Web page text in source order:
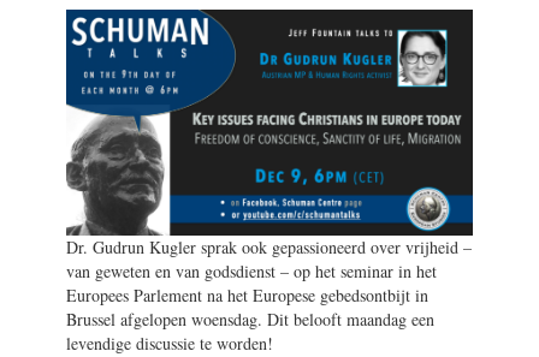
Dr. Gudrun Kugler sprak ook gepassioneerd over vrijheid –
van geweten en van godsdienst – op het seminar in het
Europees Parlement na het Europese gebedsontbijt in
Brussel afgelopen woensdag. Dit belooft maandag een
levendige discussie te worden!